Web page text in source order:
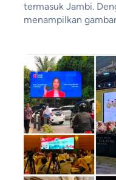
termasuk Jambi.
menampilkan